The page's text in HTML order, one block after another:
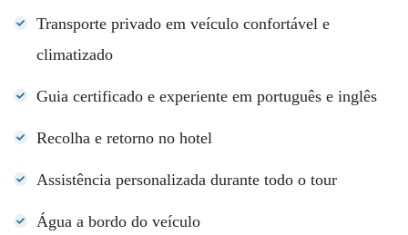
Transporte privado em veículo confortável e
climatizado
Guia certificado e experiente em português e inglês
Recolha e retorno no hotel
Assistência personalizada durante todo o tour
Água a bordo do veículo